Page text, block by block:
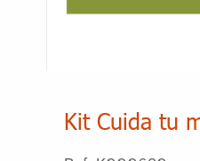
Kit Cuida tu